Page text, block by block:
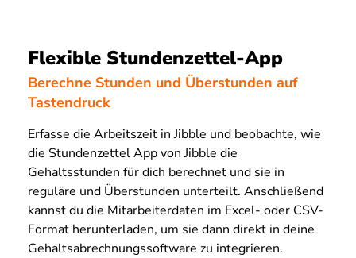
Flexible Stundenzettel-App
Berechne Stunden und Überstunden auf
Tastendruck
Erfasse die Arbeitszeit in Jibble und beobachte, wie
die Stundenzettel App von Jibble die
Gehaltsstunden für dich berechnet und sie in
reguläre und Überstunden unterteilt. Anschließend
kannst du die Mitarbeiterdaten im Excel- oder CSV-
Format herunterladen, um sie dann direkt in deine
Gehaltsabrechnungssoftware zu integrieren.